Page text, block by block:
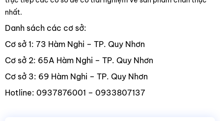
nhất.
Danh sách các cơ sở:
Cơ sở 1: 73 Hàm Nghi – TP. Quy Nhơn
Cơ sở 2: 65A Hàm Nghi – TP. Quy Nhơn
Cơ sở 3: 69 Hàm Nghi – TP. Quy Nhơn
Hotline: 0937876001 – 0933807137